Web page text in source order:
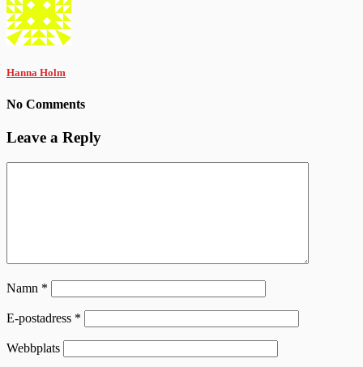
Hanna Holm
No Comments
Leave a Reply
Namn *
E-postadress *
Webbplats